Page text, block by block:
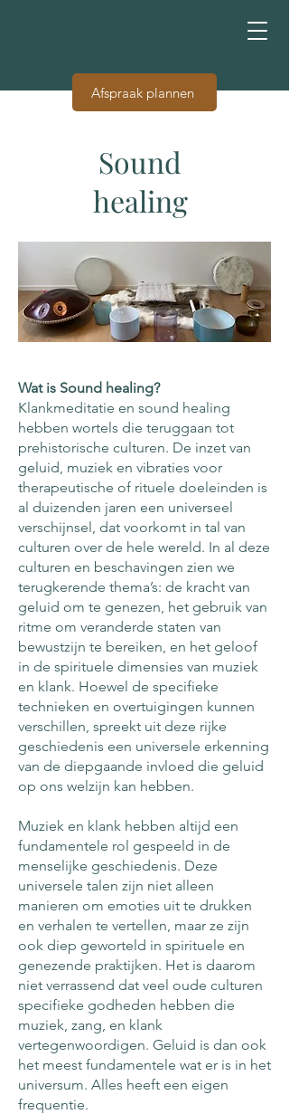
Afspraak plannen
Sound
healing
Wat is Sound healing?
Klankmeditatie en sound healing
hebben wortels die teruggaan tot
prehistorische culturen. De inzet van
geluid, muziek en vibraties voor
therapeutische of rituele doeleinden is
al duizenden jaren een universeel
verschijnsel, dat voorkomt in tal van
culturen over de hele wereld. In al deze
culturen en beschavingen zien we
terugkerende thema’s: de kracht van
geluid om te genezen, het gebruik van
ritme om veranderde staten van
bewustzijn te bereiken, en het geloof
in de spirituele dimensies van muziek
en klank. Hoewel de specifieke
technieken en overtuigingen kunnen
verschillen, spreekt uit deze rijke
geschiedenis een universele erkenning
van de diepgaande invloed die geluid
op ons welzijn kan hebben.
Muziek en klank hebben altijd een
fundamentele rol gespeeld in de
menselijke geschiedenis. Deze
universele talen zijn niet alleen
manieren om emoties uit te drukken
en verhalen te vertellen, maar ze zijn
ook diep geworteld in spirituele en
genezende praktijken. Het is daarom
niet verrassend dat veel oude culturen
specifieke godheden hebben die
muziek, zang, en klank
vertegenwoordigen. Geluid is dan ook
het meest fundamentele wat er is in het
universum. Alles heeft een eigen
frequentie.